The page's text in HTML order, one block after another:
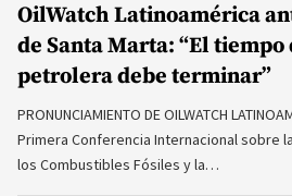
OilWatch Latinoamérica
de Santa Marta: “El
petrolera debe terminar”
PRONUNCIAMIENTO DE OILWATCH
Primera Conferencia Internacional sobre
los Combustibles Fósiles y la…